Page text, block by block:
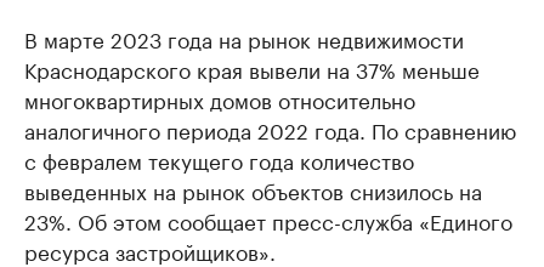
В марте 2023 года на рынок недвижимости
Краснодарского края вывели на 37% меньше
многоквартирных домов относительно
аналогичного периода 2022 года. По сравнению
с февралем текущего года количество
выведенных на рынок объектов снизилось на
23%. Об этом сообщает пресс-служба «Единого
ресурса застройщиков».